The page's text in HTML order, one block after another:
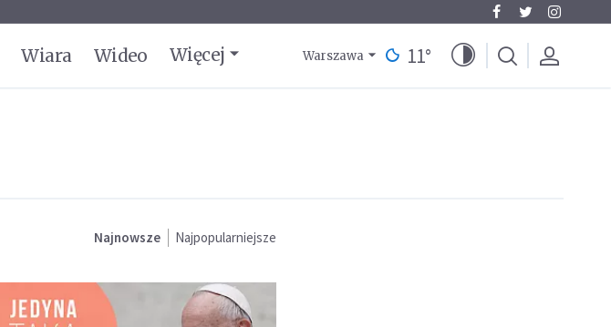
Wiara Wideo Więcej Warszawa 11°
Najnowsze Najpopularniejsze